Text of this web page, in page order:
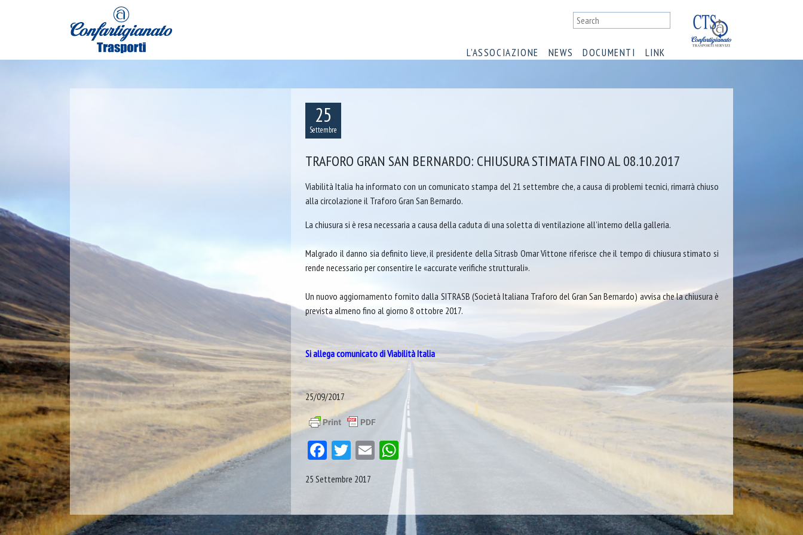
L’ASSOCIAZIONE NEWS DOCUMENTI LINK
25
Settembre
TRAFORO GRAN SAN BERNARDO: CHIUSURA STIMATA FINO AL 08.10.2017
Viabilità Italia ha informato con un comunicato stampa del 21 settembre che, a causa di problemi tecnici, rimarrà chiuso
alla circolazione il Traforo Gran San Bernardo.
La chiusura si è resa necessaria a causa della caduta di una soletta di ventilazione all’interno della galleria.
Malgrado il danno sia definito lieve, il presidente della Sitrasb Omar Vittone riferisce che il tempo di chiusura stimato si
rende necessario per consentire le «accurate verifiche strutturali».
Un nuovo aggiornamento fornito dalla SITRASB (Società Italiana Traforo del Gran San Bernardo) avvisa che la chiusura è
prevista almeno fino al giorno 8 ottobre 2017.
Si allega comunicato di Viabilità Italia
25/09/2017
Facebook
Twitter
EmailWhatsApp
25 Settembre 2017